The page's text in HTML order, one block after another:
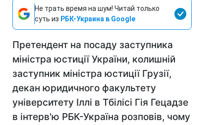
Не трать время на шум! Читай только
суть из РБК-Украина в Google
Претендент на посаду заступника
міністра юстиції України, колишній
заступник міністра юстиції Грузії,
декан юридичного факультету
університету Іллі в Тбілісі Гія Гецадзе
в інтерв'ю РБК-Україна розповів, чому